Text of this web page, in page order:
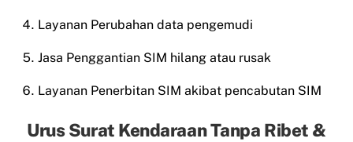
Layanan Perubahan data pengemudi
Jasa Penggantian SIM hilang atau rusak
Layanan Penerbitan SIM akibat pencabutan SIM
Urus Surat Kendaraan Tanpa Ribet &